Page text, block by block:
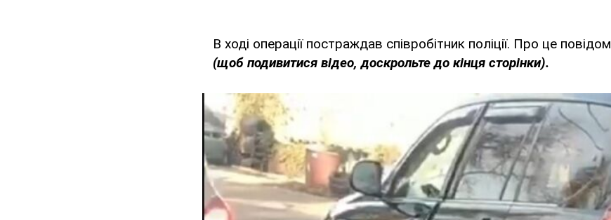
В ході операції постраждав співробітник поліції. Про це
(щоб подивитися відео, доскрольте до кінця сторінки).